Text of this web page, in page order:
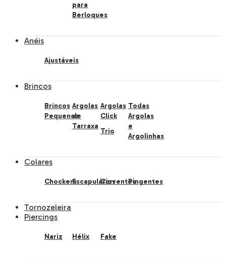
para
Berloques
Anéis
Ajustáveis
Brincos
Brincos
Pequenos
Argolas
de
Tarraxa
Argolas
Click
Trio
Todas
Argolas
e
Argolinhas
Colares
ChockersEscapuláriosCorrentesPingentes
Tornozeleira
Piercings
Nariz Hélix Fake